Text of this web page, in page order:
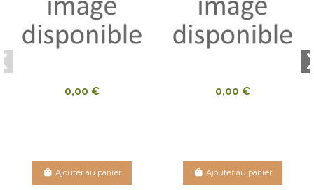
0,00 €
Ajouter au panier
0,00 €
Ajouter au panier